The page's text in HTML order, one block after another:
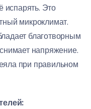
испарять. Это
микроклимат.
благотворным
напряжение.
при правильном